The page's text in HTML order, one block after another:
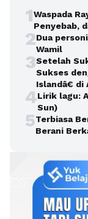
1Waspada
Penyebab,
2Dua
Wamil
3Setelah
Sukses
Islandâ€ di
4Lirik lagu:
Sun)
5Terbiasa
Berani